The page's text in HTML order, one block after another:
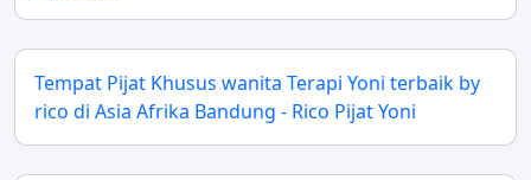
Tempat Pijat Khusus wanita Terapi Yoni terbaik by
rico di Asia Afrika Bandung - Rico Pijat Yoni